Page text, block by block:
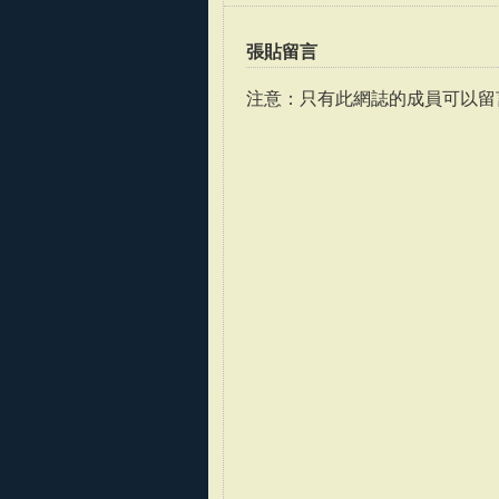
張貼留言
注意：只有此網誌的成員可以